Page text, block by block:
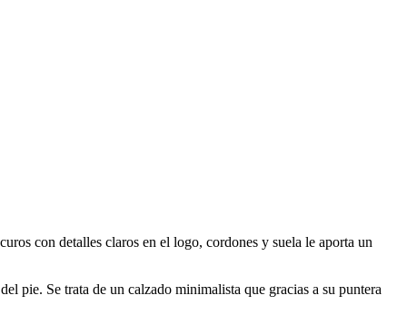
con detalles claros en el logo, cordones y suela le aporta un
pie. Se trata de un calzado minimalista que gracias a su puntera